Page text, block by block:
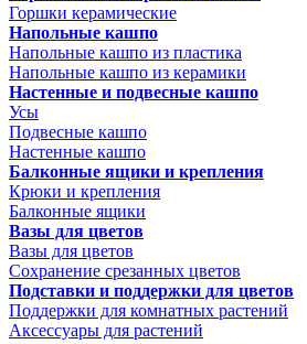
Горшки керамические
Напольные кашпо
Напольные кашпо из пластика
Напольные кашпо из керамики
Настенные и подвесные кашпо
Усы
Подвесные кашпо
Настенные кашпо
Балконные ящики и крепления
Крюки и крепления
Балконные ящики
Вазы для цветов
Вазы для цветов
Сохранение срезанных цветов
Подставки и поддержки для цветов
Поддержки для комнатных растений
Аксессуары для растений